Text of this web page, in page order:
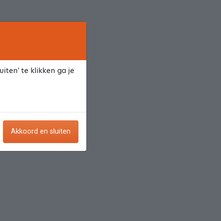
te klikken ga je
Akkoord en sluiten